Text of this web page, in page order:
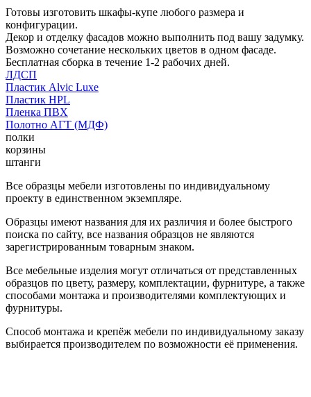
Готовы изготовить шкафы-купе любого размера и
конфигурации.
Декор и отделку фасадов можно выполнить под вашу задумку.
Возможно сочетание нескольких цветов в одном фасаде.
Бесплатная сборка в течение 1-2 рабочих дней.
ЛДСП
Пластик Alvic Luxe
Пластик HPL
Пленка ПВХ
Полотно АГТ (МДФ)
полки
корзины
штанги
Все образцы мебели изготовлены по индивидуальному
проекту в единственном экземпляре.
Образцы имеют названия для их различия и более быстрого
поиска по сайту, все названия образцов не являются
зарегистрированным товарным знаком.
Все мебельные изделия могут отличаться от представленных
образцов по цвету, размеру, комплектации, фурнитуре, а также
способами монтажа и производителями комплектующих и
фурнитуры.
Способ монтажа и крепёж мебели по индивидуальному заказу
выбирается производителем по возможности её применения.